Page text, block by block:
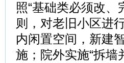
照“基础类必须改
则，对老旧小区进
内闲置空间，新建
施；院外实施“拆墙